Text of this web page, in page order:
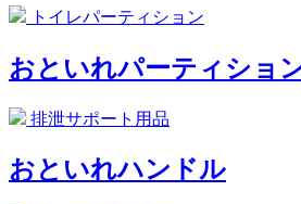
トイレパーティション
おといれパーティショ
排泄サポート用品
おといれハンドル